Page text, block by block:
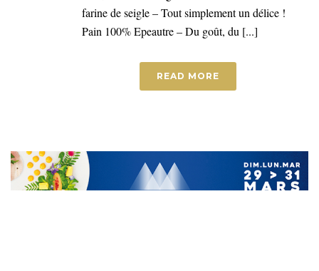
farine de seigle – Tout simplement un délice !
Pain 100% Epeautre – Du goût, du [...]
READ MORE